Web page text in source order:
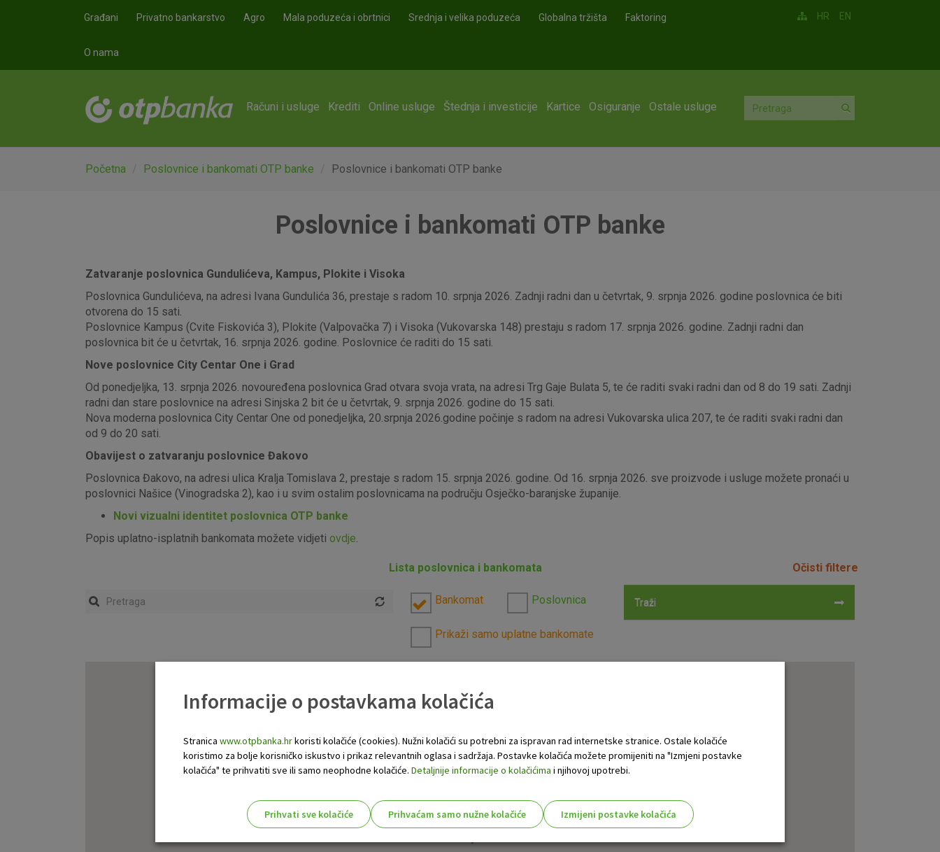
Građani Privatno bankarstvo Agro Mala poduzeća i obrtnici Srednja i velika poduzeća Globalna tržišta Faktoring
O nama
HR EN
Računi i usluge Krediti Online usluge Štednja i investicije Kartice Osiguranje Ostale usluge
Početna Poslovnice i bankomati OTP banke Poslovnice i bankomati OTP banke
Poslovnice i bankomati OTP banke
Zatvaranje poslovnica Gundulićeva, Kampus, Plokite i Visoka
Poslovnica Gundulićeva, na adresi Ivana Gundulića 36, prestaje s radom 10. srpnja 2026. Zadnji radni dan u četvrtak, 9. srpnja 2026. godine poslovnica će biti
otvorena do 15 sati.
Poslovnice Kampus (Cvite Fiskovića 3), Plokite (Valpovačka 7) i Visoka (Vukovarska 148) prestaju s radom 17. srpnja 2026. godine. Zadnji radni dan
poslovnica bit će u četvrtak, 16. srpnja 2026. godine. Poslovnice će raditi do 15 sati.
Nove poslovnice City Centar One i Grad
Od ponedjeljka, 13. srpnja 2026. novouređena poslovnica Grad otvara svoja vrata, na adresi Trg Gaje Bulata 5, te će raditi svaki radni dan od 8 do 19 sati. Zadnji
radni dan stare poslovnice na adresi Sinjska 2 bit će u četvrtak, 9. srpnja 2026. godine do 15 sati.
Nova moderna poslovnica City Centar One od ponedjeljka, 20.srpnja 2026.godine počinje s radom na adresi Vukovarska ulica 207, te će raditi svaki radni dan
od 9 do 20 sati.
Obavijest o zatvaranju poslovnice Đakovo
Poslovnica Đakovo, na adresi ulica Kralja Tomislava 2, prestaje s radom 15. srpnja 2026. godine. Od 16. srpnja 2026. sve proizvode i usluge možete pronaći u
poslovnici Našice (Vinogradska 2), kao i u svim ostalim poslovnicama na području Osječko-baranjske županije.
Novi vizualni identitet poslovnica OTP banke
Popis uplatno-isplatnih bankomata možete vidjeti ovdje.
Lista poslovnica i bankomata Očisti filtere
Bankomat Poslovnica Traži
Prikaži samo uplatne bankomate
Informacije o postavkama kolačića
Stranica www.otpbanka.hrkoristi kolačiće (cookies). Nužni kolačići su potrebni za ispravan rad internetske stranice. Ostale kolačiće
koristimo za bolje korisničko iskustvo i prikaz relevantnih oglasa i sadržaja. Postavke kolačića možete promijeniti na "Izmjeni postavke
kolačića" te prihvatiti sve ili samo neophodne kolačiće. Detaljnije informacije o kolačićima i njihovoj upotrebi.
Prihvati sve kolačiće Prihvaćam samo nužne kolačiće
Izmijeni postavke kolačića